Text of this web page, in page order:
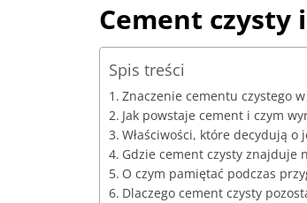
Cement
Spis treści
Znaczenie cementu czystego
Jak powstaje cement i czym
Właściwości, które decydują
Gdzie cement czysty znajduje
O czym pamiętać podczas
Dlaczego cement czysty